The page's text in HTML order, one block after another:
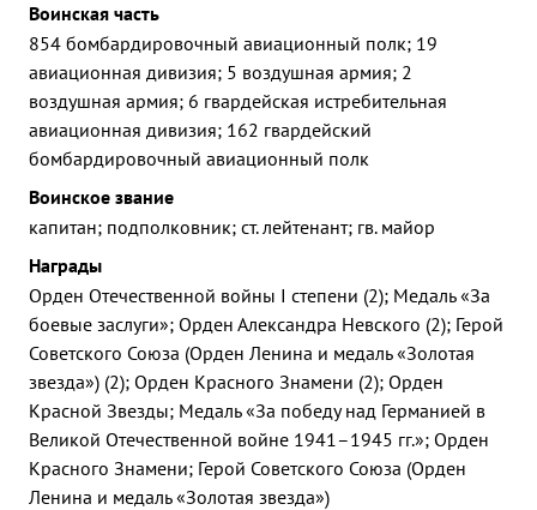
Воинская часть
854 бомбардировочный авиационный полк; 19
авиационная дивизия; 5 воздушная армия; 2
воздушная армия; 6 гвардейская истребительная
авиационная дивизия; 162 гвардейский
бомбардировочный авиационный полк
Воинское звание
капитан; подполковник; ст. лейтенант; гв. майор
Награды
Орден Отечественной войны I степени (2); Медаль «За
боевые заслуги»; Орден Александра Невского (2); Герой
Советского Союза (Орден Ленина и медаль «Золотая
звезда») (2); Орден Красного Знамени (2); Орден
Красной Звезды; Медаль «За победу над Германией в
Великой Отечественной войне 1941–1945 гг.»; Орден
Красного Знамени; Герой Советского Союза (Орден
Ленина и медаль «Золотая звезда»)